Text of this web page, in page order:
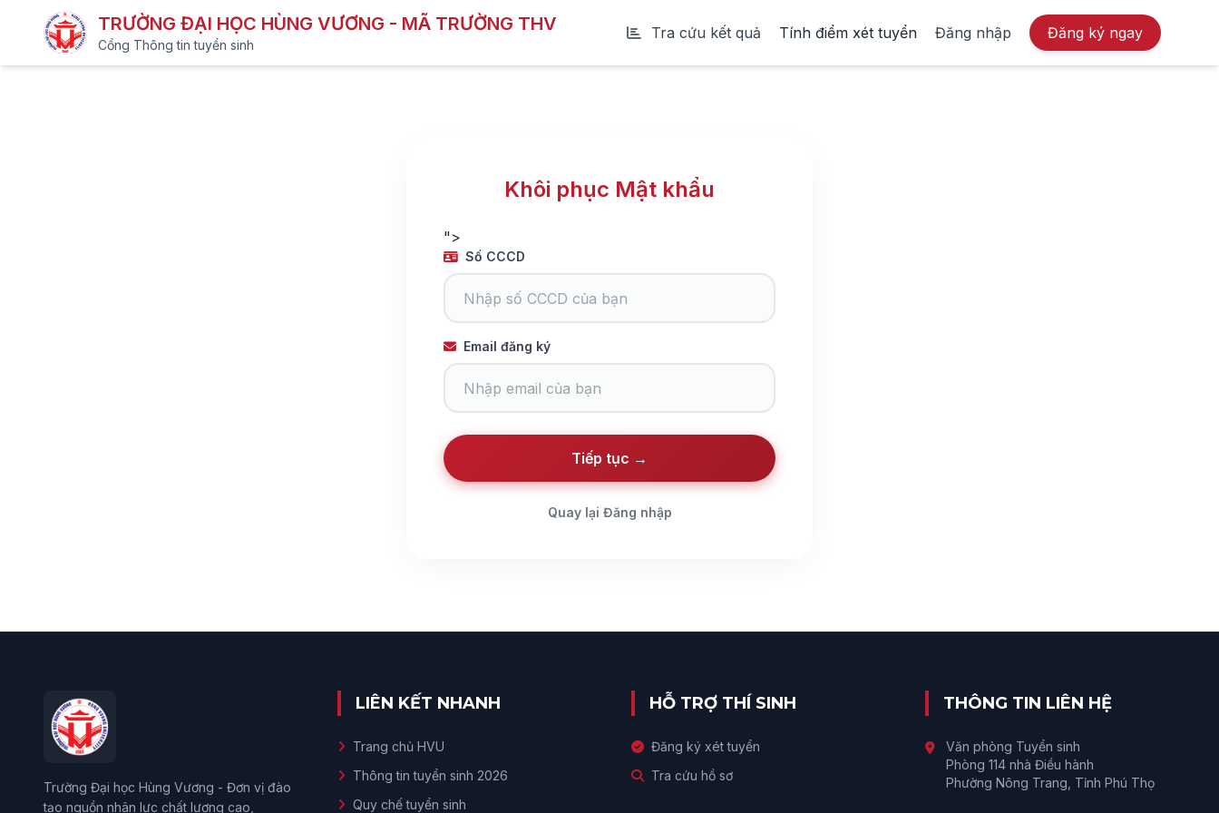
TRƯỜNG ĐẠI HỌC HÙNG VƯƠNG - MÃ TRƯỜNG THV
Cổng Thông tin tuyển sinh
Tra cứu kết quả Tính điểm xét tuyển Đăng nhập Đăng ký ngay
Khôi phục Mật khẩu
">
Số CCCD
Email đăng ký
Tiếp tục →
Quay lại Đăng nhập
Trường Đại học Hùng Vương - Đơn vị đào
tạo nguồn nhân lực chất lượng cao,
LIÊN KẾT NHANH
Trang chủ HVU
Thông tin tuyển sinh 2026
Quy chế tuyển sinh
HỖ TRỢ THÍ SINH
Đăng ký xét tuyển
Tra cứu hồ sơ
THÔNG TIN LIÊN HỆ
Văn phòng Tuyển sinh
Phòng 114 nhà Điều hành
Phường Nông Trang, Tỉnh Phú Thọ